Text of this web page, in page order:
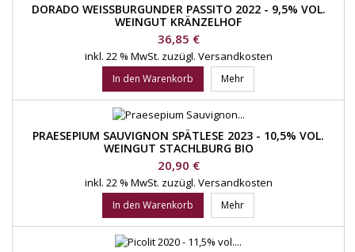
DORADO WEISSBURGUNDER PASSITO 2022 - 9,5% VOL.
WEINGUT KRÄNZELHOF
Preis
36,85 €
inkl. 22 % MwSt. zuzügl. Versandkosten
In den Warenkorb Mehr
PRAESEPIUM SAUVIGNON SPÄTLESE 2023 - 10,5% VOL.
WEINGUT STACHLBURG BIO
Preis
20,90 €
inkl. 22 % MwSt. zuzügl. Versandkosten
In den Warenkorb Mehr